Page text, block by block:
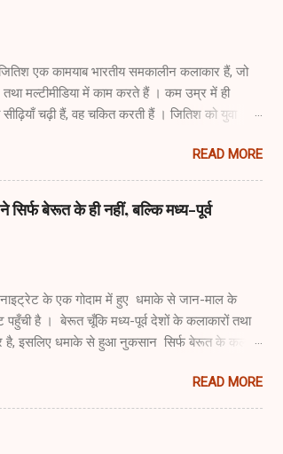
एक कामयाब भारतीय समकालीन कलाकार हैं, जो
मल्टीमीडिया में काम करते हैं । कम उम्र में ही
चढ़ी हैं, वह चकित करती हैं । जितिश को युवा
अतुल डोडिया, टीवी संतोष, रकीब शॉ आदि हैं -
एक किए रहती हैं, और जिसकी बदौलत इनकी
सूज़ा, रामकुमार आदि की कलाकृतियों से ऊँची
तथा मुंबई की चमौल्ड प्रेस्कॉट रोड गैलरी; फ्रांस व
गैलरी जितिश के काम की मार्केटिंग करती हैं । मुंबई में
READ MORE
सिर्फ बेरूत के ही नहीं, बल्कि मध्य-पूर्व
नाइट्रेट के एक गोदाम में हुए धमाके से जान-माल के
है । बेरूत चूँकि मध्य-पूर्व देशों के कलाकारों तथा
इसलिए धमाके से हुआ नुकसान सिर्फ बेरूत के कला
के साथ-साथ महत्त्वपूर्ण कलाकृतियों को
पूरी तरह तहस-नहस हो गई हैं । कुछेक गैलरीज के
अस्पताल में हैं, और इस वजह से उनके लिए यह देख
सहेजा जा सकता है । बेरूत के सांस्कृतिक जीवन का
READ MORE